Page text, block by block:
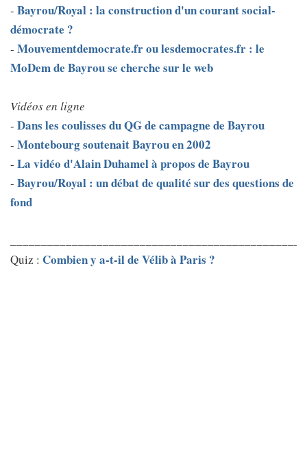
- Bayrou/Royal : la construction d'un courant social-
démocrate ?
- Mouvementdemocrate.fr ou lesdemocrates.fr : le
MoDem de Bayrou se cherche sur le web
Vidéos en ligne
- Dans les coulisses du QG de campagne de Bayrou
- Montebourg soutenait Bayrou en 2002
- La vidéo d'Alain Duhamel à propos de Bayrou
- Bayrou/Royal : un débat de qualité sur des questions de
fond
Quiz : Combien y a-t-il de Vélib à Paris ?